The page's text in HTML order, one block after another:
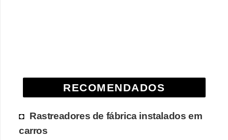
RECOMENDADOS
Rastreadores de fábrica instalados em
carros